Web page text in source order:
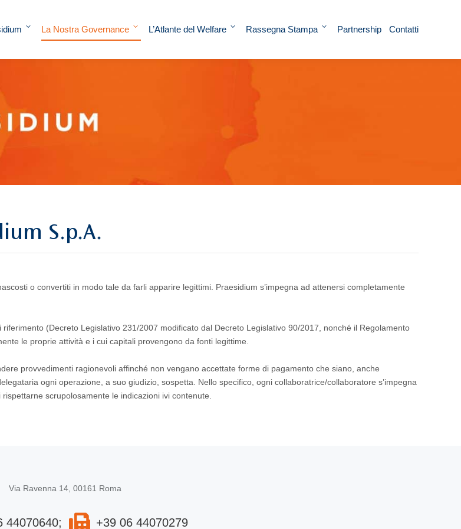
La Nostra Governance L’Atlante del Welfare Rassegna Stampa Partnership Contatti
S.p.A.
o convertiti in modo tale da farli apparire legittimi. Praesidium s’impegna ad attenersi completamente
(Decreto Legislativo 231/2007 modificato dal Decreto Legislativo 90/2017, nonché il Regolamento
le proprie attività e i cui capitali provengono da fonti legittime.
provvedimenti ragionevoli affinché non vengano accettate forme di pagamento che siano, anche
ogni operazione, a suo giudizio, sospetta. Nello specifico, ogni collaboratrice/collaboratore s’impegna
scrupolosamente le indicazioni ivi contenute.
Via Ravenna 14, 00161 Roma
44070640; +39 06 44070279